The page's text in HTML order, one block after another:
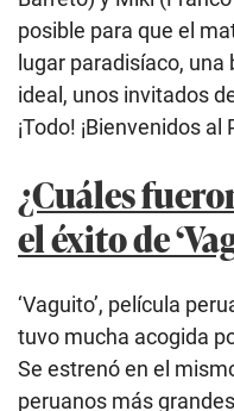
posible para que el
lugar paradisíaco, una
ideal, unos invitados
¡Todo! ¡Bienvenidos al
¿Cuáles
el éxito de
‘Vaguito’, película
tuvo mucha acogida
Se estrenó en el
peruanos más